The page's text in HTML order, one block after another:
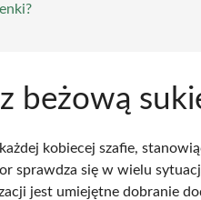
beżową
kobiecej szafie,
sprawdza się w wielu
jest umiejętne dobranie